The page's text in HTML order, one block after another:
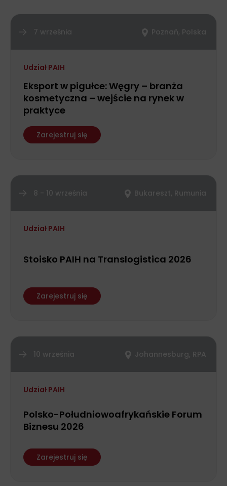
7 września Poznań, Polska
Udział PAIH
Eksport w pigułce: Węgry – branża
kosmetyczna – wejście na rynek w
praktyce
Zarejestruj się
8 - 10 września Bukareszt, Rumunia
Udział PAIH
Stoisko PAIH na Translogistica 2026
Zarejestruj się
10 września Johannesburg, RPA
Udział PAIH
Polsko-Południowoafrykańskie Forum
Biznesu 2026
Zarejestruj się